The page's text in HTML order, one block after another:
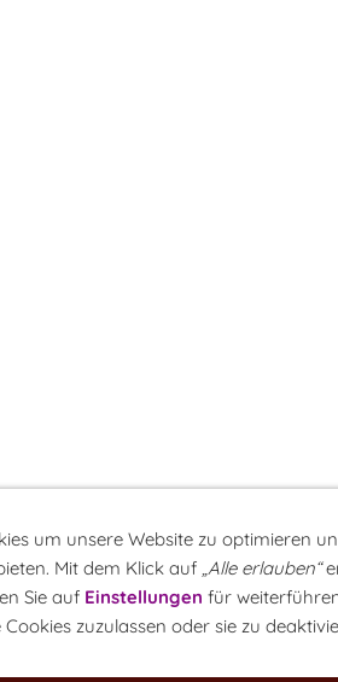
um unsere Website zu optimieren
Mit dem Klick auf „Alle erlauben“
Sie auf Einstellungen für
Cookies zuzulassen oder sie zu